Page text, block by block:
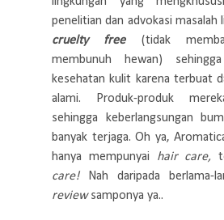
penelitian dan advokasi masalah
cruelty free (tidak
membunuh hewan)
kesehatan kulit karena terbuat
alami. Produk-produk
sehingga keberlangsungan
banyak terjaga. Oh ya,
hanya mempunyai hair care,
care!
Nah daripada berlama-
reviewsamponya ya..